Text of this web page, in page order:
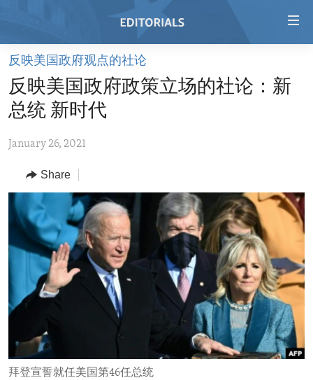
Skip
main
content
to
Navigation
Skip
Search
HOME
VIDEO
REGIONS
AFRICA
AMERICAS
ASIA
EUROPE
MIDDLE EAST
TOPICS
HUMAN RIGHTS
SECURITY AND DEFENSE
AID AND DEVELOPMENT
DEMOCRACY AND GOVERNANCE
ECONOMY AND TRADE
ENVIRONMENT AND HEALTH
IDEALS AND INSTITUTIONS
ARCHIVE
ABOUT US
FOLLOW US
反映美国政府观点的社论
反映美国政府政策立场的社论：新
总统 新时代
January 26, 2021
Share
拜登宣誓就任美国第46任总统